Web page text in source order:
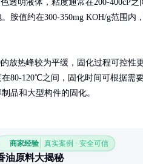
透明液体，粘度通常在200-400cP之
胺值约在300-350mg KOH/g范围内
放热峰较为平缓，固化过程可控性
80-120℃之间，固化时间可根据需
品和大型构件的固化。
商家经验 真实案例 · 安全可信
油原料大揭秘